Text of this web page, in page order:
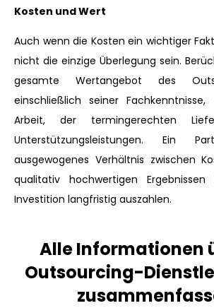
Kosten und Wert
Auch wenn die Kosten ein wichtiger
nicht die einzige Überlegung sein.
gesamte Wertangebot des
einschließlich seiner
Arbeit, der termingerechten
Unterstützungsleistungen. Ein
ausgewogenes Verhältnis zwischen
qualitativ hochwertigen
Investition langfristig auszahlen.
Alle Informationen
Outsourcing-